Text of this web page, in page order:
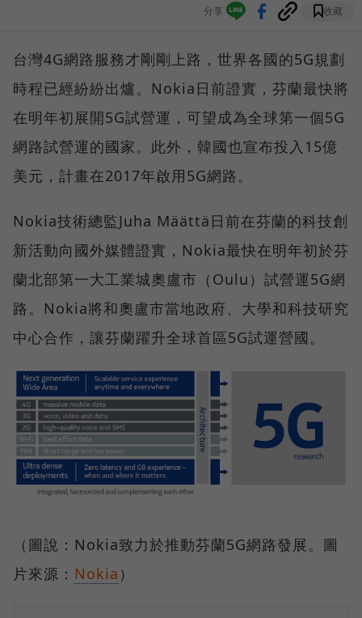
分享 收藏
台灣4G網路服務才剛剛上路，世界各國的5G規劃
時程已經紛紛出爐。Nokia日前證實，芬蘭最快將
在明年初展開5G試營運，可望成為全球第一個5G
網路試營運的國家。此外，韓國也宣布投入15億
美元，計畫在2017年啟用5G網路。
Nokia技術總監Juha Määttä日前在芬蘭的科技創
新活動向國外媒體證實，Nokia最快在明年初於芬
蘭北部第一大工業城奧盧市（Oulu）試營運5G網
路。Nokia將和奧盧市當地政府、大學和科技研究
中心合作，讓芬蘭躍升全球首區5G試運營國。
（圖說：Nokia致力於推動芬蘭5G網路發展。圖
片來源： Nokia ）